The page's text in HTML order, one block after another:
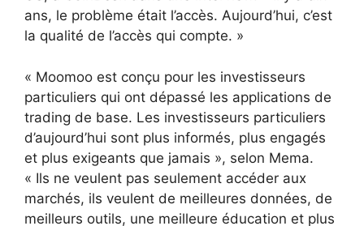
ans, le problème était l’accès. Aujourd’hui, c’est
la qualité de l’accès qui compte. »
« Moomoo est conçu pour les investisseurs
particuliers qui ont dépassé les applications de
trading de base. Les investisseurs particuliers
d’aujourd’hui sont plus informés, plus engagés
et plus exigeants que jamais », selon Mema.
« Ils ne veulent pas seulement accéder aux
marchés, ils veulent de meilleures données, de
meilleurs outils, une meilleure éducation et plus